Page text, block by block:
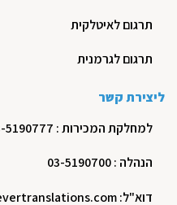
תרגום לאיטלקית
תרגום לגרמנית
ליצירת קשר
למחלקת המכירות : 03-5190777
הנהלה : 03-5190700
דוא"ל: hever@hevertranslations.com